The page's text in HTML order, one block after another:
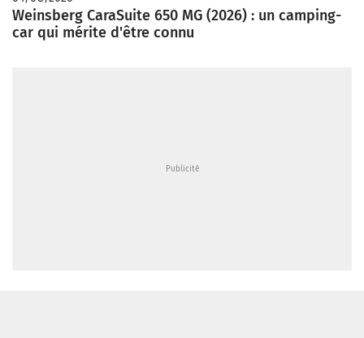
Weinsberg CaraSuite 650 MG (2026) : un camping-
car qui mérite d'être connu